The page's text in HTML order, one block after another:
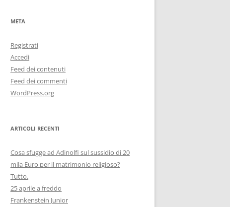
META
Registrati
Accedi
Feed dei contenuti
Feed dei commenti
WordPress.org
ARTICOLI RECENTI
Cosa sfugge ad Adinolfi sul sussidio di 20
mila Euro per il matrimonio religioso?
Tutto.
25 aprile a freddo
Frankenstein Junior